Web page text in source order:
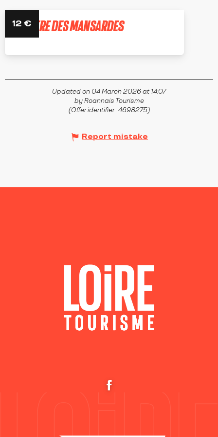
12 €
THÉÂTRE DES MANSARDES
SAINT-SYMPHORIEN-DE-LAY
Updated on 04 March 2026 at 14:07
by Roannais Tourisme
(Offer identifier :4698275)
Report mistake